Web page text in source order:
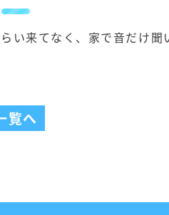
い来てなく、家で音だけ聞
覧へ